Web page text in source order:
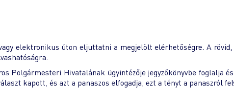
elektronikus úton eljuttatni a megjelölt elérhetőségre. A rövid,
Polgármesteri Hivatalának ügyintézője jegyzőkönyvbe foglalja
kapott, és azt a panaszos elfogadja, ezt a tényt a panaszról